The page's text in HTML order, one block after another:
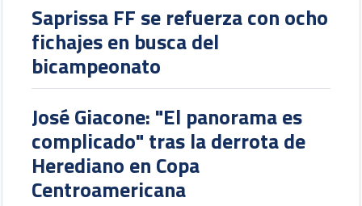
Saprissa FF se refuerza con ocho
fichajes en busca del
bicampeonato
José Giacone: "El panorama es
complicado" tras la derrota de
Herediano en Copa
Centroamericana